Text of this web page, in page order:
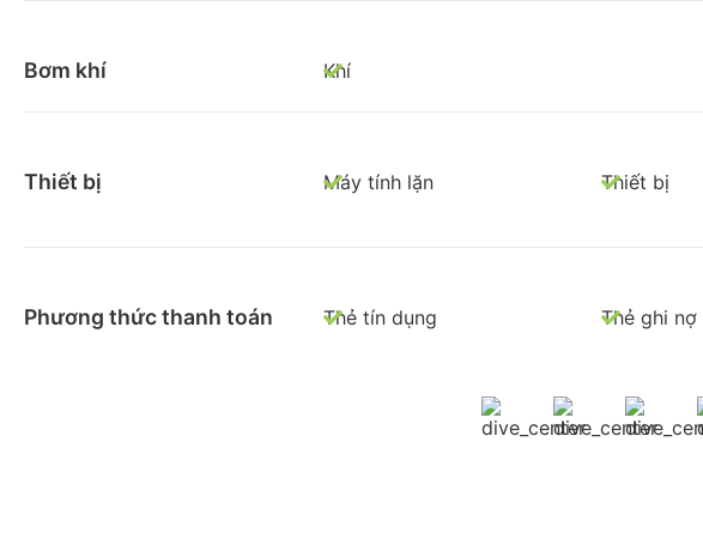
Bơm khí Khí
Thiết bị Máy tính lặn Thiết bị
Phương thức thanh toán Thẻ tín dụng Thẻ ghi nợ